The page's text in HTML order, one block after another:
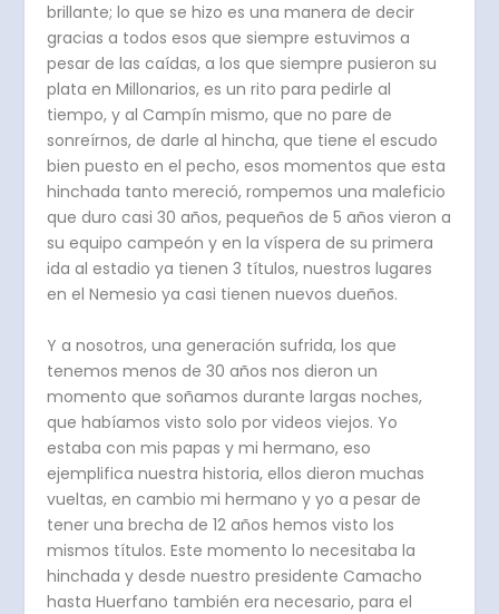
brillante; lo que se hizo es una manera de decir
gracias a todos esos que siempre estuvimos a
pesar de las caídas, a los que siempre pusieron su
plata en Millonarios, es un rito para pedirle al
tiempo, y al Campín mismo, que no pare de
sonreírnos, de darle al hincha, que tiene el escudo
bien puesto en el pecho, esos momentos que esta
hinchada tanto mereció, rompemos una maleficio
que duro casi 30 años, pequeños de 5 años vieron a
su equipo campeón y en la víspera de su primera
ida al estadio ya tienen 3 títulos, nuestros lugares
en el Nemesio ya casi tienen nuevos dueños.
Y a nosotros, una generación sufrida, los que
tenemos menos de 30 años nos dieron un
momento que soñamos durante largas noches,
que habíamos visto solo por videos viejos. Yo
estaba con mis papas y mi hermano, eso
ejemplifica nuestra historia, ellos dieron muchas
vueltas, en cambio mi hermano y yo a pesar de
tener una brecha de 12 años hemos visto los
mismos títulos. Este momento lo necesitaba la
hinchada y desde nuestro presidente Camacho
hasta Huerfano también era necesario, para el